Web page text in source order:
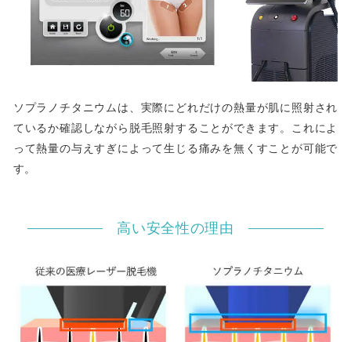
ソプラノチタニウムは、実際にどれだけの熱量が肌に照射され
ているか確認しながら脱毛照射することができます。これによ
って熱量の与えすぎによって生じる痛みを無くすことが可能で
す。
高い安全性の理由